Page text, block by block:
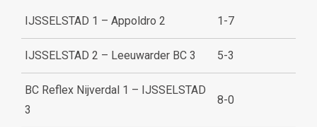
IJSSELSTAD 1 – Appoldro 2 1-7
IJSSELSTAD 2 – Leeuwarder BC 3 5-3
BC Reflex Nijverdal 1 – IJSSELSTAD
3
8-0